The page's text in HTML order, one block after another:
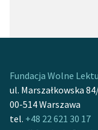
Fundacja Wolne
ul. Marszałkowska
00-514 Warszawa
tel. +48 22 621 30 17